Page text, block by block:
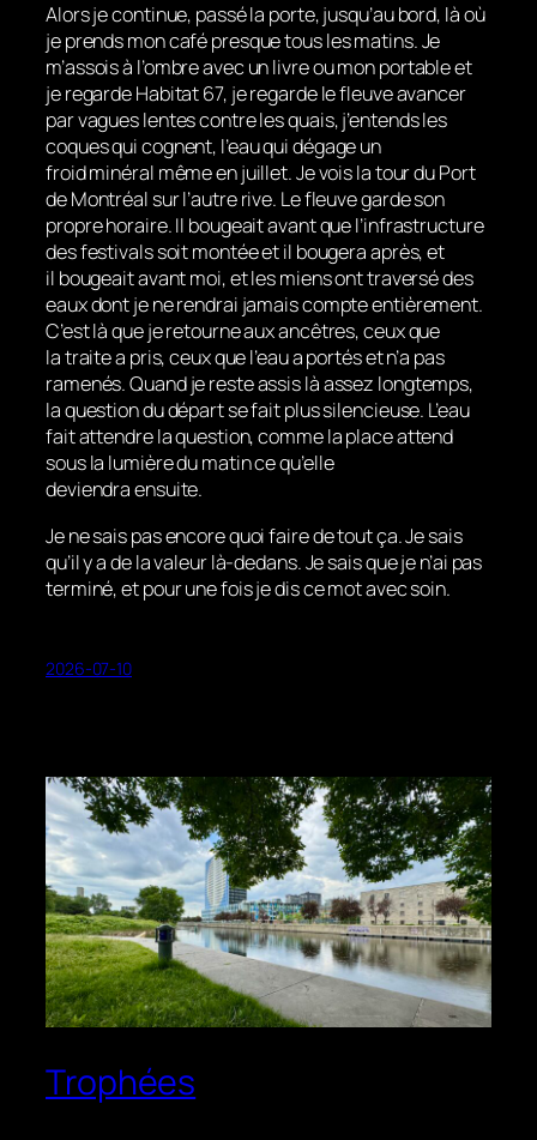
Alors je continue, passé la porte, jusqu’au bord, là où
je prends mon café presque tous les matins. Je
m’assois à l’ombre avec un livre ou mon portable et
je regarde Habitat 67, je regarde le fleuve avancer
par vagues lentes contre les quais, j’entends les
coques qui cognent, l’eau qui dégage un
froid minéral même en juillet. Je vois la tour du Port
de Montréal sur l’autre rive. Le fleuve garde son
propre horaire. Il bougeait avant que l’infrastructure
des festivals soit montée et il bougera après, et
il bougeait avant moi, et les miens ont traversé des
eaux dont je ne rendrai jamais compte entièrement.
C’est là que je retourne aux ancêtres, ceux que
la traite a pris, ceux que l’eau a portés et n’a pas
ramenés. Quand je reste assis là assez longtemps,
la question du départ se fait plus silencieuse. L’eau
fait attendre la question, comme la place attend
sous la lumière du matin ce qu’elle
deviendra ensuite.
Je ne sais pas encore quoi faire de tout ça. Je sais
qu’il y a de la valeur là-dedans. Je sais que je n’ai pas
terminé, et pour une fois je dis ce mot avec soin.
2026-07-10
Trophées